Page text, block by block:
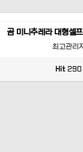
곰 미니추레라 대형셀
최고관리
Hit 290